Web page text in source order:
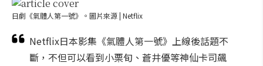
日劇《氣體人第一號》。圖片來源 | Netflix
Netflix日本影集《氣體人第一號》上線後話題不
斷，不但可以看到小栗旬、蒼井優等神仙卡司飆